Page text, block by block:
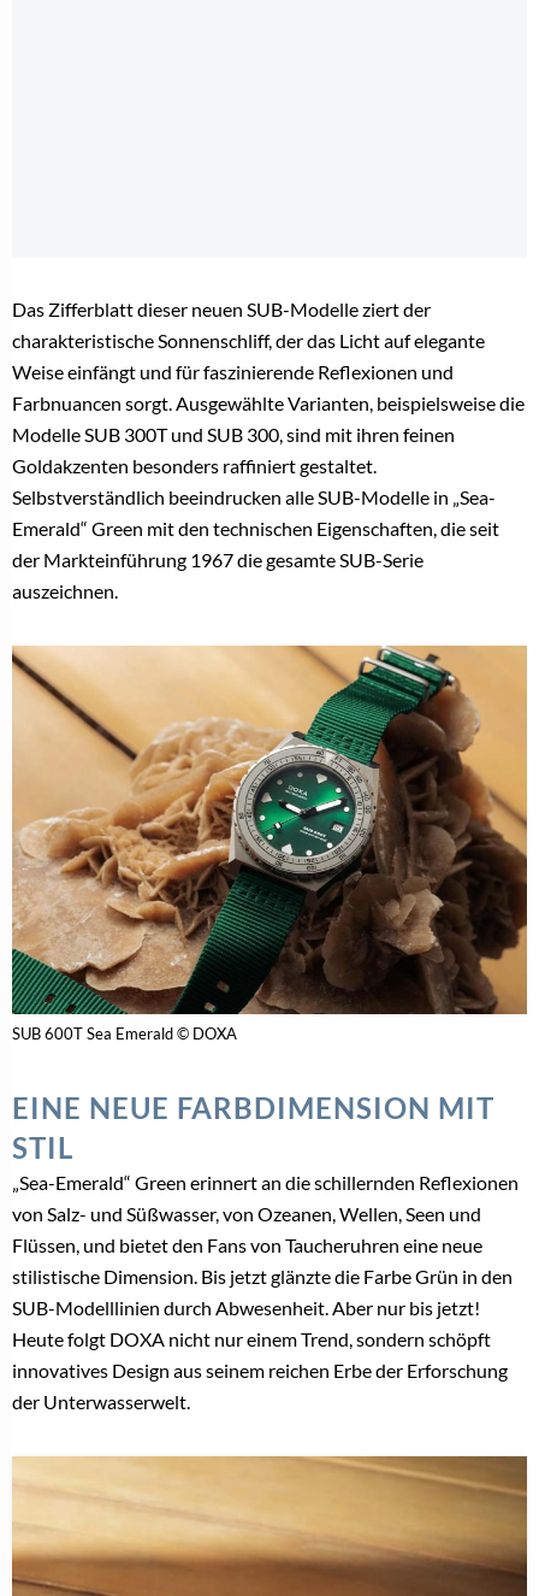
Das Zifferblatt dieser neuen SUB-Modelle ziert der
charakteristische Sonnenschliff, der das Licht auf elegante
Weise einfängt und für faszinierende Reflexionen und
Farbnuancen sorgt. Ausgewählte Varianten, beispielsweise die
Modelle SUB 300T und SUB 300, sind mit ihren feinen
Goldakzenten besonders raffiniert gestaltet.
Selbstverständlich beeindrucken alle SUB-Modelle in „Sea-
Emerald“ Green mit den technischen Eigenschaften, die seit
der Markteinführung 1967 die gesamte SUB-Serie
auszeichnen.
SUB 600T Sea Emerald © DOXA
EINE NEUE FARBDIMENSION MIT
STIL
„Sea-Emerald“ Green erinnert an die schillernden Reflexionen
von Salz- und Süßwasser, von Ozeanen, Wellen, Seen und
Flüssen, und bietet den Fans von Taucheruhren eine neue
stilistische Dimension. Bis jetzt glänzte die Farbe Grün in den
SUB-Modelllinien durch Abwesenheit. Aber nur bis jetzt!
Heute folgt DOXA nicht nur einem Trend, sondern schöpft
innovatives Design aus seinem reichen Erbe der Erforschung
der Unterwasserwelt.